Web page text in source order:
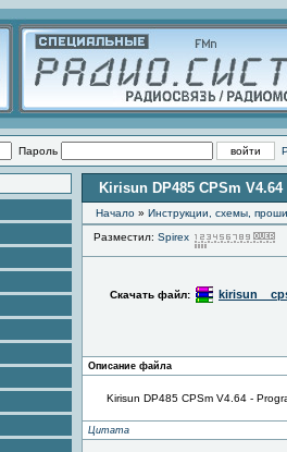
Пароль
Kirisun DP485 CPSm
Начало » Инструкции, схемы,
Разместил: Spirex
Скачать файл:
Описание файла
Kirisun DP485 CPSm V4.64 -
Цитата